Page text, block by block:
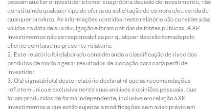
possam auxiliar o investidor a tomar sua própria decisão de investimento, não
constituindo qualquer tipo de oferta ou solicitação de compra e/ou venda de
qualquer produto. As informações contidas neste relatório são consideradas
válidas na data de sua divulgação e foram obtidas de fontes públicas. A XP
Investimentos não se responsabiliza por qualquer decisão tomada pelo
cliente com base no presente relatório.
Este relatório foi elaborado considerando a classificação de risco dos
produtos de modo a gerar resultados de alocação para cada perfil de
investidor.
O(s) signatário(s) deste relatório declara(m) que as recomendações
refletem única e exclusivamente suas análises e opiniões pessoais, que
foram produzidas de forma independente, inclusive em relação à XP
Investimentos e que estão sujeitas a modificações sem aviso prévio em